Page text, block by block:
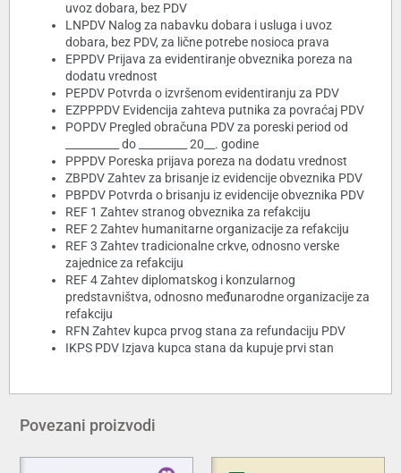
uvoz dobara, bez PDV
LNPDV Nalog za nabavku dobara i usluga i uvoz
dobara, bez PDV, za lične potrebe nosioca prava
EPPDV Prijava za evidentiranje obveznika poreza na
dodatu vrednost
PEPDV Potvrda o izvršenom evidentiranju za PDV
EZPPPDV Evidencija zahteva putnika za povraćaj PDV
POPDV Pregled obračuna PDV za poreski period od
__________ do _________ 20__. godine
PPPDV Poreska prijava poreza na dodatu vrednost
ZBPDV Zahtev za brisanje iz evidencije obveznika PDV
PBPDV Potvrda o brisanju iz evidencije obveznika PDV
REF 1 Zahtev stranog obveznika za refakciju
REF 2 Zahtev humanitarne organizacije za refakciju
REF 3 Zahtev tradicionalne crkve, odnosno verske
zajednice za refakciju
REF 4 Zahtev diplomatskog i konzularnog
predstavništva, odnosno međunarodne organizacije za
refakciju
RFN Zahtev kupca prvog stana za refundaciju PDV
IKPS PDV Izjava kupca stana da kupuje prvi stan
Povezani proizvodi